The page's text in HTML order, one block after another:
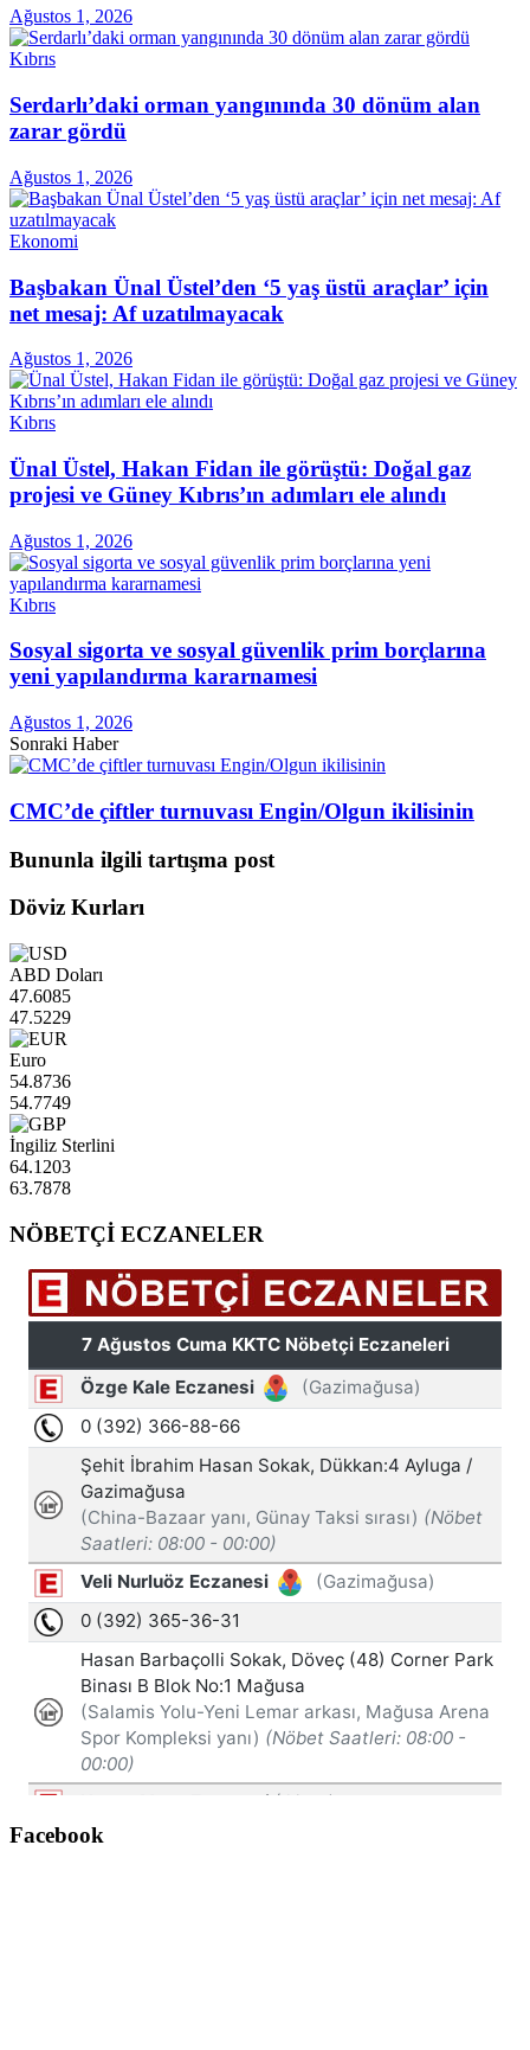
Ağustos 1, 2026
Kıbrıs
Serdarlı’daki orman yangınında 30 dönüm alan
zarar gördü
Ağustos 1, 2026
Ekonomi
Başbakan Ünal Üstel’den ‘5 yaş üstü araçlar’ için
net mesaj: Af uzatılmayacak
Ağustos 1, 2026
Kıbrıs
Ünal Üstel, Hakan Fidan ile görüştü: Doğal gaz
projesi ve Güney Kıbrıs’ın adımları ele alındı
Ağustos 1, 2026
Kıbrıs
Sosyal sigorta ve sosyal güvenlik prim borçlarına
yeni yapılandırma kararnamesi
Ağustos 1, 2026
Sonraki Haber
CMC’de çiftler turnuvası Engin/Olgun ikilisinin
Bununla ilgili tartışma post
Döviz Kurları
ABD Doları
47.6085
47.5229
Euro
54.8736
54.7749
İngiliz Sterlini
64.1203
63.7878
NÖBETÇİ ECZANELER
Facebook